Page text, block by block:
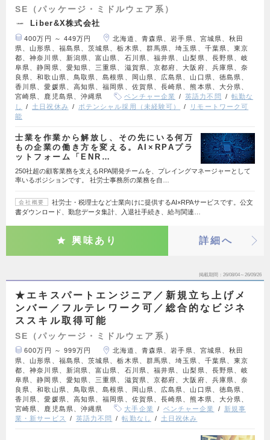
SE（パッケージ・ミドルウェア系）
Liber&X株式会社
400万円 ～ 449万円
北海道、青森県、岩手県、宮城県、秋田
県、山形県、福島県、茨城県、栃木県、群馬県、埼玉県、千葉県、東京
都、神奈川県、新潟県、富山県、石川県、福井県、山梨県、長野県、岐
阜県、静岡県、愛知県、三重県、滋賀県、京都府、大阪府、兵庫県、奈
良県、和歌山県、鳥取県、島根県、岡山県、広島県、山口県、徳島県、
香川県、愛媛県、高知県、福岡県、佐賀県、長崎県、熊本県、大分県、
宮崎県、鹿児島県、沖縄県
ベンチャー企業 英語力不問
転勤な
し
土日祝休み ポテンシャル採用（未経験可）
リモートワーク可
能
士業を作業から解放し、その先にいる何万
もの企業の働き方を変える。AI×RPAプラ
ットフォーム「ENR…
250社超の顧客業務を支えるRPA開発チームを、プレイングマネージャーとして
率いるポジションです。 社労士事務所の業務を自…
会社概要
社労士・税理士など士業向けに提供するAI×RPAサービスです。公文
書ダウンロード、勤怠データ集計、入退社手続き、給与関連…
興味あり 詳細へ
掲載期間 26/08/04～26/09/26
★エキスパートエンジニア／新規立ち上げメ
ンバー／フルテレワーク可／総合的なビジネ
ススキル取得可能
SE（パッケージ・ミドルウェア系）
600万円 ～ 999万円
北海道、青森県、岩手県、宮城県、秋田
県、山形県、福島県、茨城県、栃木県、群馬県、埼玉県、千葉県、東京
都、神奈川県、新潟県、富山県、石川県、福井県、山梨県、長野県、岐
阜県、静岡県、愛知県、三重県、滋賀県、京都府、大阪府、兵庫県、奈
良県、和歌山県、鳥取県、島根県、岡山県、広島県、山口県、徳島県、
香川県、愛媛県、高知県、福岡県、佐賀県、長崎県、熊本県、大分県、
宮崎県、鹿児島県、沖縄県
大手企業 ベンチャー企業
新規事
業・新サービス
英語力不問 転勤なし 土日祝休み